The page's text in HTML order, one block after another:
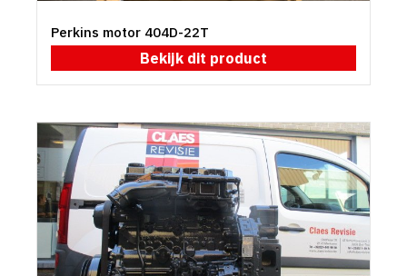
Perkins motor 404D-22T
Bekijk dit product